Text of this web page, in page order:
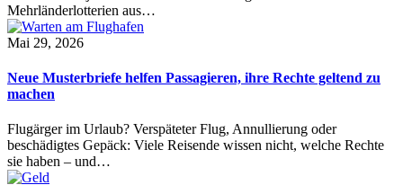
Mehrländerlotterien aus…
Mai 29, 2026
Neue Musterbriefe helfen Passagieren, ihre Rechte geltend zu
machen
Flugärger im Urlaub? Verspäteter Flug, Annullierung oder
beschädigtes Gepäck: Viele Reisende wissen nicht, welche Rechte
sie haben – und…